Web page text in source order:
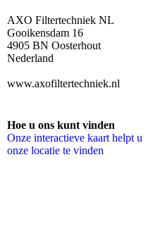
AXO Filtertechniek NL
Gooikensdam 16
4905 BN Oosterhout
Nederland
www.axofiltertechniek.nl
Hoe u ons kunt vinden
Onze interactieve kaart helpt u
onze locatie te vinden